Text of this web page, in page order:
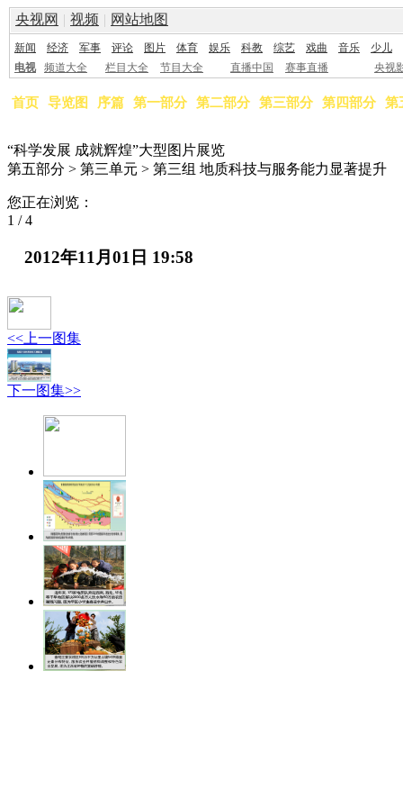
央视网 | 视频 | 网站地图
新闻 经济 军事 评论 图片 体育 娱乐 科教 综艺 戏曲 音乐
少儿
电视
频道大全 栏目大全 节目大全 直播中国 赛事直播 央视
首页 导览图 序篇 第一部分 第二部分 第三部分 第四部分 第
“科学发展 成就辉煌”大型图片展览
第五部分 > 第三单元 > 第三组 地质科技与服务能力显著提升
您正在浏览：
1 /4
2012年11月01日 19:58
<<上一图集
下一图集>>